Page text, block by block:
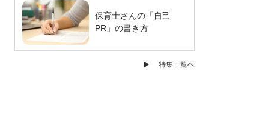
保育士さんの「自己
PR」の書き方
特集一覧へ